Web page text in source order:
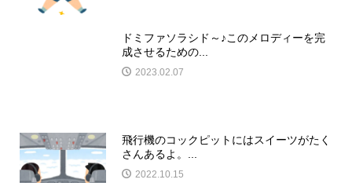
ドミファソラシド～♪このメロディーを完
成させるための...
2023.02.07
飛行機のコックピットにはスイーツがたく
さんあるよ。...
2022.10.15